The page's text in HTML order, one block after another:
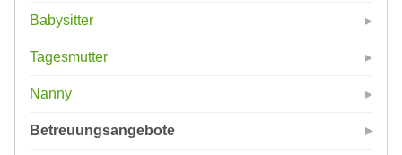
Babysitter
Tagesmutter
Nanny
Betreuungsangebote